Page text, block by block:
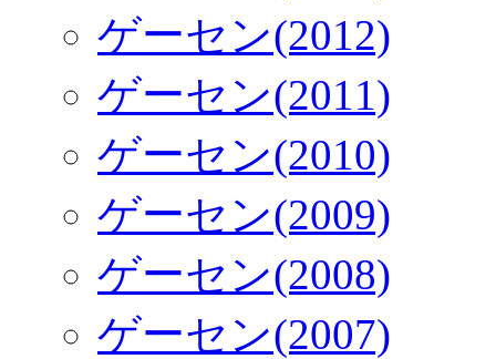
ゲーセン(2012)
ゲーセン(2011)
ゲーセン(2010)
ゲーセン(2009)
ゲーセン(2008)
ゲーセン(2007)